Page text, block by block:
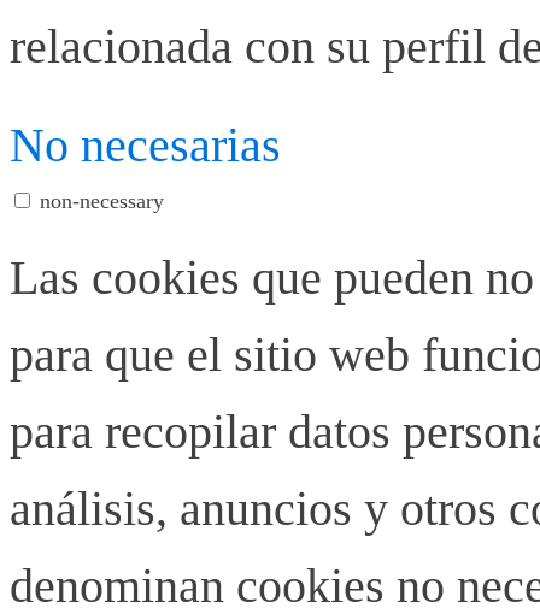
relacionada con su perfil
No necesarias
non-necessary
Las cookies que pueden
para que el sitio web
para recopilar datos
análisis, anuncios y otros
denominan cookies no